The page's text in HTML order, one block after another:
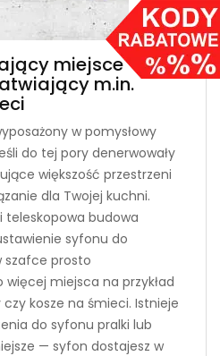
miejsce
m.in.
w pomysłowy
do tej pory denerwowały
większość przestrzeni
dla Twojej kuchni.
teleskopowa budowa
syfonu do
szafce prosto
miejsca na przykład
kosze na śmieci. Istnieje
do syfonu pralki lub
— syfon dostajesz w